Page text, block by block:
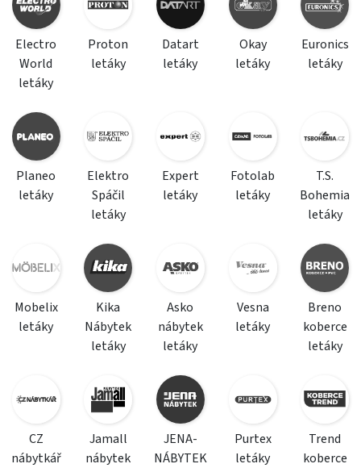
Electro
World
letáky
Proton
letáky
Datart
letáky
Okay
letáky
Euronics
letáky
Planeo
letáky
Elektro
Spáčil
letáky
Expert
letáky
Fotolab
letáky
T.S.
Bohemia
letáky
Mobelix
letáky
Kika
Nábytek
letáky
Asko
nábytek
letáky
Vesna
letáky
Breno
koberce
letáky
CZ
nábytkář
Jamall
nábytek
JENA-
NÁBYTEK
Purtex
letáky
Trend
koberce